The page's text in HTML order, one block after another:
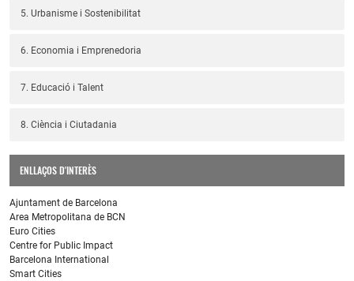
5. Urbanisme i Sostenibilitat
6. Economia i Emprenedoria
7. Educació i Talent
8. Ciència i Ciutadania
ENLLAÇOS D'INTERÈS
Ajuntament de Barcelona
Area Metropolitana de BCN
Euro Cities
Centre for Public Impact
Barcelona International
Smart Cities